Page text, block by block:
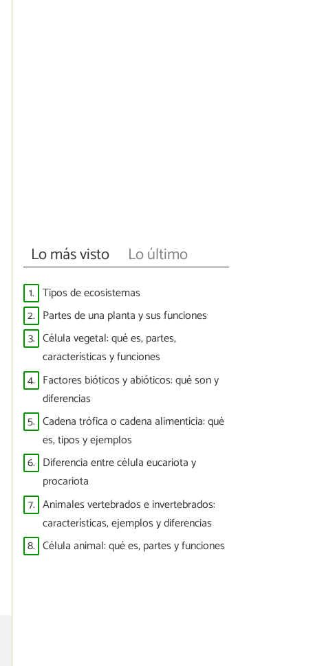
Lo más visto Lo último
1. Tipos de ecosistemas
2. Partes de una planta y sus funciones
3. Célula vegetal: qué es, partes,
características y funciones
4. Factores bióticos y abióticos: qué son y
diferencias
5. Cadena trófica o cadena alimenticia: qué
es, tipos y ejemplos
6. Diferencia entre célula eucariota y
procariota
7. Animales vertebrados e invertebrados:
características, ejemplos y diferencias
8. Célula animal: qué es, partes y funciones